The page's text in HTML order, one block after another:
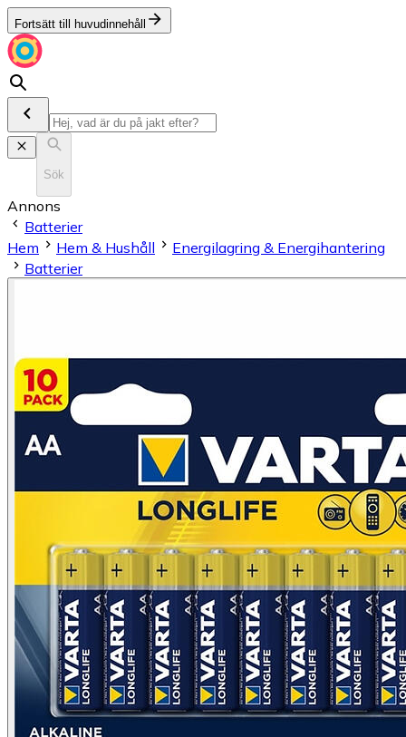
Fortsätt till huvudinnehåll
Sök
Annons
Batterier
Hem
Hem & Hushåll
Energilagring & Energihantering
Batterier